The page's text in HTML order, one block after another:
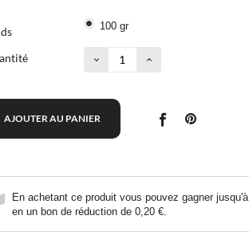
100 gr
AJOUTER AU PANIER
En achetant ce produit vous pouvez gagner jusqu'à
en un bon de réduction de 0,20 €.